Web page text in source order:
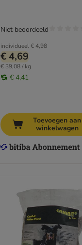
individueel€ 4,98
€ 4,69
€ 39,08 / kg
€ 4,41
Niet beoordeeld
Toevoegen aan
winkelwagen